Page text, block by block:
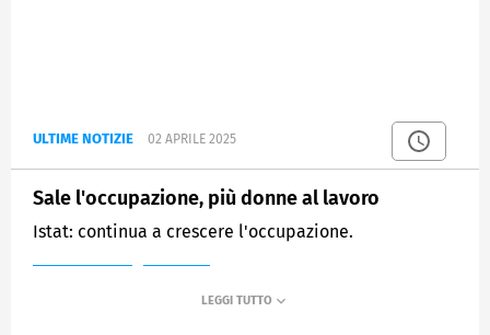
ULTIME NOTIZIE 02 APRILE 2025
Sale l'occupazione, più donne al lavoro
Istat: continua a crescere l'occupazione.